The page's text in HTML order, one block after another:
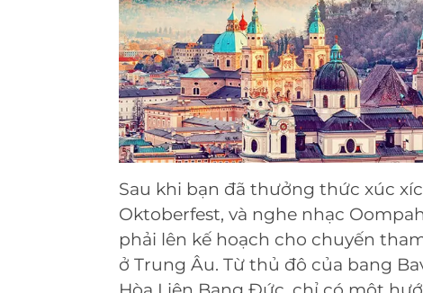
Sau khi bạn đã thưởng thức xúc
Oktoberfest, và nghe nhạc
phải lên kế hoạch cho chuyến
ở Trung Âu. Từ thủ đô của bang